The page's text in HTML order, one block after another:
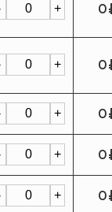
+ 0
+ 0
+ 0
+ 0
+ 0